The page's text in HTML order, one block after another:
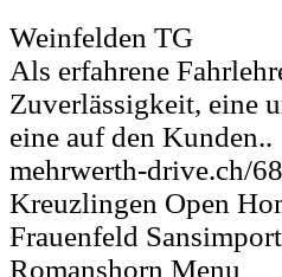
Weinfelden TG
Als erfahrene
Zuverlässigkeit, eine
eine auf den Kunden..
mehrwerth-drive.ch/
Kreuzlingen Open
Frauenfeld
Romanshorn Menu